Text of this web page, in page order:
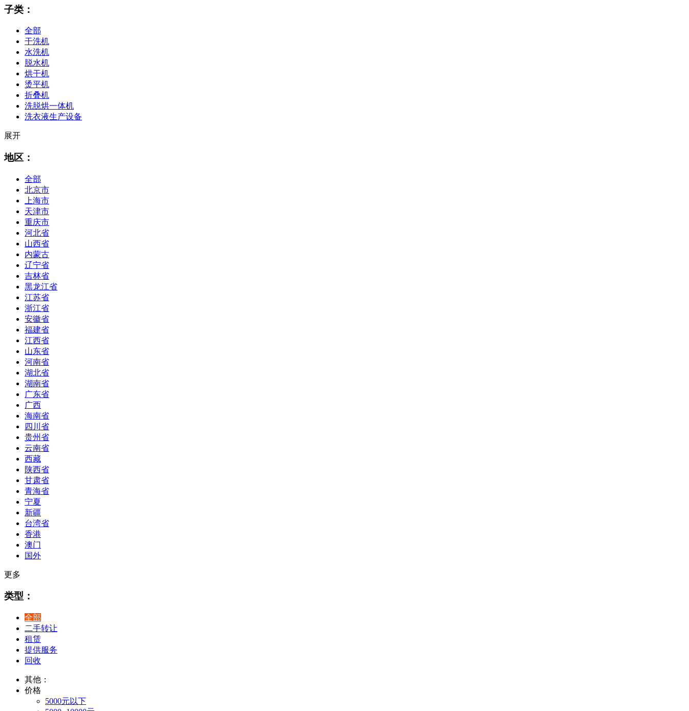
子类：
全部
干洗机
水洗机
脱水机
烘干机
烫平机
折叠机
洗脱烘一体机
洗衣液生产设备
展开
地区：
全部
北京市
上海市
天津市
重庆市
河北省
山西省
内蒙古
辽宁省
吉林省
黑龙江省
江苏省
浙江省
安徽省
福建省
江西省
山东省
河南省
湖北省
湖南省
广东省
广西
海南省
四川省
贵州省
云南省
西藏
陕西省
甘肃省
青海省
宁夏
新疆
台湾省
香港
澳门
国外
更多
类型：
全部
二手转让
租赁
提供服务
回收
其他：
价格
5000元以下